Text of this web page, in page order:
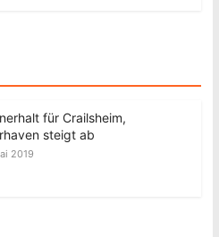
für Crailsheim,
steigt ab
2019